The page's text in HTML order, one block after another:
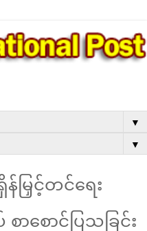
▼
▼
မြှင့်တင်ရေး
စာစောင်ပြသခြင်း